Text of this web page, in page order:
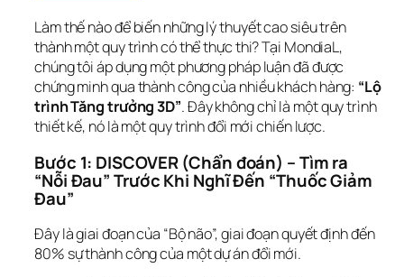
Làm thế nào để biến những lý thuyết cao siêu trên
thành một quy trình có thể thực thi? Tại MondiaL,
chúng tôi áp dụng một phương pháp luận đã được
chứng minh qua thành công của nhiều khách hàng: “Lộ
trình Tăng trưởng 3D”. Đây không chỉ là một quy trình
thiết kế, nó là một quy trình đổi mới chiến lược.
Bước 1: DISCOVER (Chẩn đoán) – Tìm ra
“Nỗi Đau” Trước Khi Nghĩ Đến “Thuốc Giảm
Đau”
Đây là giai đoạn của “Bộ não”, giai đoạn quyết định đến
80% sự thành công của một dự án đổi mới.